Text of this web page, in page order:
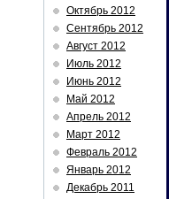
Октябрь 2012
Сентябрь 2012
Август 2012
Июль 2012
Июнь 2012
Май 2012
Апрель 2012
Март 2012
Февраль 2012
Январь 2012
Декабрь 2011